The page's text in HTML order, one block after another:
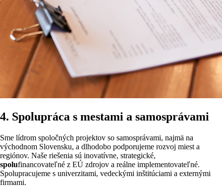
4. Spolupráca s mestami a samosprávami
Sme lídrom spoločných projektov so samosprávami, najmä na
východnom Slovensku, a dlhodobo podporujeme rozvoj miest a
regiónov. Naše riešenia sú inovatívne, strategické,
spolufinancovateľné z EÚ zdrojov a reálne implementovateľné.
Spolupracujeme s univerzitami, vedeckými inštitúciami a externými
firmami.